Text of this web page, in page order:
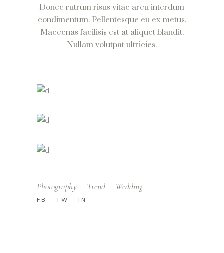
Donec rutrum risus vitae arcu interdum
condimentum. Pellentesque eu ex metus.
Maecenas facilisis est at aliquet blandit.
Nullam volutpat ultricies.
Photography Trend Wedding
FB TW IN